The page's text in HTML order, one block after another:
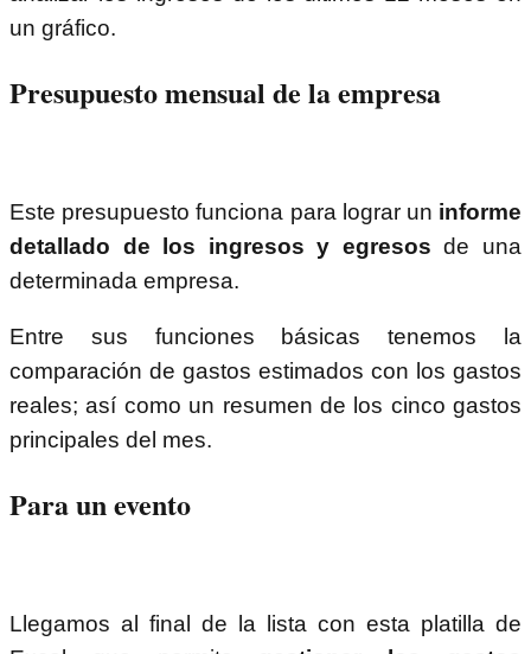
un gráfico.
Presupuesto mensual de la empresa
Este presupuesto funciona para lograr un informe
detallado de los ingresos y egresos de una
determinada empresa.
Entre sus funciones básicas tenemos la
comparación de gastos estimados con los gastos
reales; así como un resumen de los cinco gastos
principales del mes.
Para un evento
Llegamos al final de la lista con esta platilla de